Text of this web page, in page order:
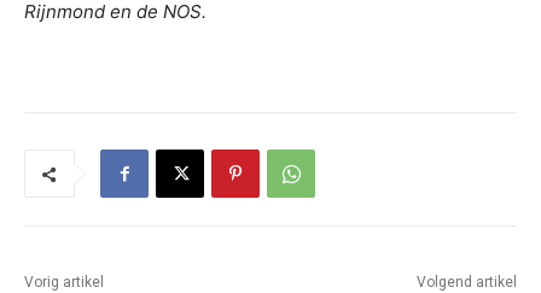
Rijnmond en de NOS.
Vorig artikel Volgend artikel